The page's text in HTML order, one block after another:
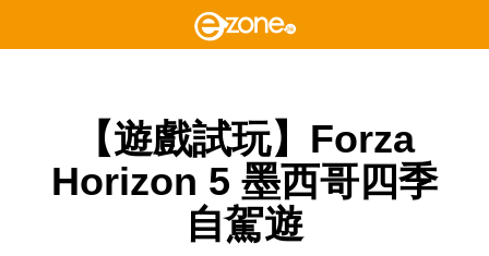
【遊戲試玩】Forza
Horizon 5 墨西哥四季
自駕遊